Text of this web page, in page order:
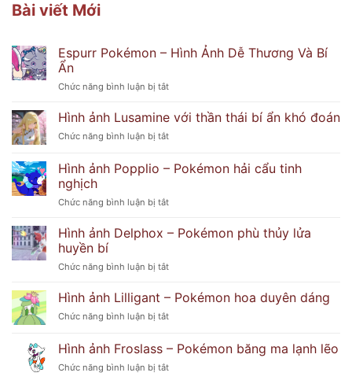
Bài viết Mới
Espurr Pokémon – Hình Ảnh Dễ Thương Và Bí
Ẩn
Chức năng bình luận bị tắtở
Pokémon
Hình
Dễ
Bí
Hình ảnh Lusamine với thần thái bí ẩn khó đoán
Chức năng bình luận bị tắtở
ảnh
Lusamine
thần
đoán
Hình ảnh Popplio – Pokémon hải cẩu tinh
nghịch
Chức năng bình luận bị tắtở
ảnh
Popplio
Pokémon
cẩu
nghịch
Hình ảnh Delphox – Pokémon phù thủy lửa
huyền bí
Chức năng bình luận bị tắtở
ảnh
Delphox
–
phù
lửa
Hình ảnh Lilligant – Pokémon hoa duyên dáng
Chức năng bình luận bị tắtở
ảnh
Lilligant
–
Hình ảnh Froslass – Pokémon băng ma lạnh lẽo
Chức năng bình luận bị tắtở